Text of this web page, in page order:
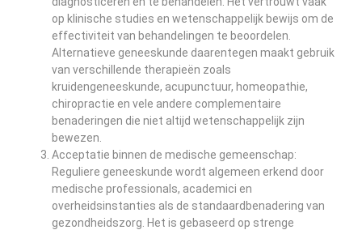
op klinische studies en wetenschappelijk bewijs om de
effectiviteit van behandelingen te beoordelen.
Alternatieve geneeskunde daarentegen maakt gebruik
van verschillende therapieën zoals
kruidengeneeskunde, acupunctuur, homeopathie,
chiropractie en vele andere complementaire
benaderingen die niet altijd wetenschappelijk zijn
bewezen.
Acceptatie binnen de medische gemeenschap:
Reguliere geneeskunde wordt algemeen erkend door
medische professionals, academici en
overheidsinstanties als de standaardbenadering van
gezondheidszorg. Het is gebaseerd op strenge